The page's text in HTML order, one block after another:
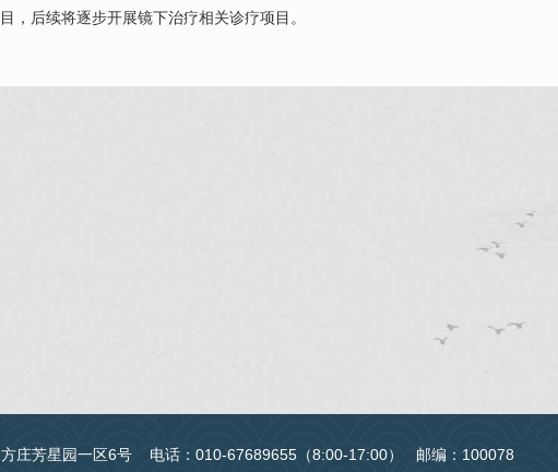
，后续将逐步开展镜下治疗相关诊疗项目。
方庄芳星园一区6号 电话：010-67689655（8:00-17:00） 邮编：100078